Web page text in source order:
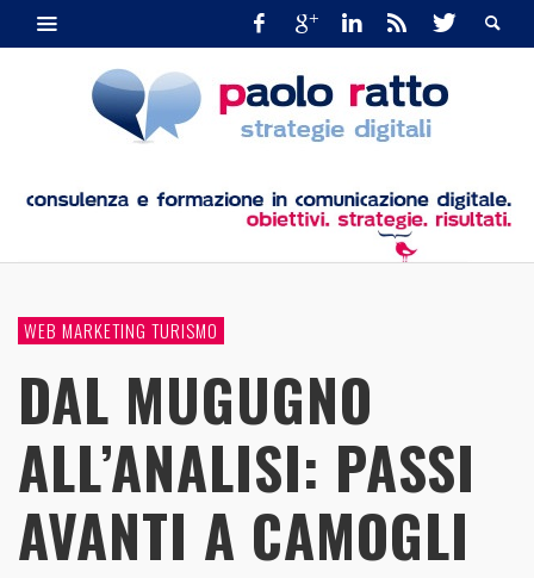
WEB MARKETING TURISMO
DAL MUGUGNO
ALL’ANALISI: PASSI
AVANTI A CAMOGLI